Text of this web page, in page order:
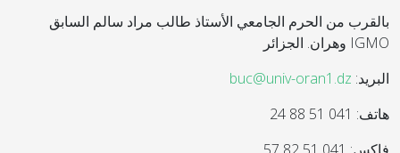
بالقرب من الحرم الجامعي الأستاذ طالب مراد سالم السابق
IGMO وهران. الجزائر
البريد: buc@univ-oran1.dz
هاتف: 041 51 88 24